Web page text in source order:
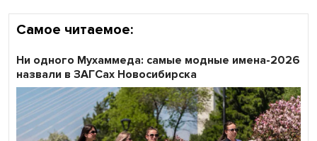
Самое читаемое:
Ни одного Мухаммеда: самые модные имена-2026
назвали в ЗАГСах Новосибирска